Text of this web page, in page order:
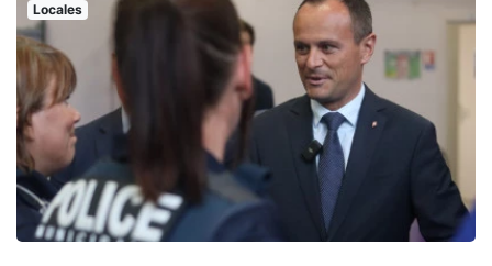
Locales